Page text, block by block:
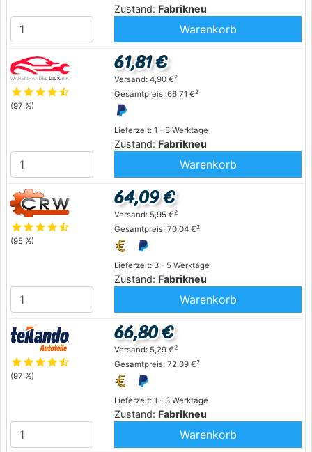
Zustand: Fabrikneu
Warenkorb
starstarstarstarstar_half
(97 %)
Lieferzeit: 1 - 3 Werktage
Zustand: Fabrikneu
61,81 €
Versand: 4,90 €2
Gesamtpreis: 66,71 €2
Warenkorb
starstarstarstarstar_half
(95 %)
Lieferzeit: 3 - 5 Werktage
Zustand: Fabrikneu
64,09 €
Versand: 5,95 €2
Gesamtpreis: 70,04 €2
Warenkorb
starstarstarstarstar_half
(97 %)
Lieferzeit: 1 - 3 Werktage
Zustand: Fabrikneu
66,80 €
Versand: 5,29 €2
Gesamtpreis: 72,09 €2
Warenkorb